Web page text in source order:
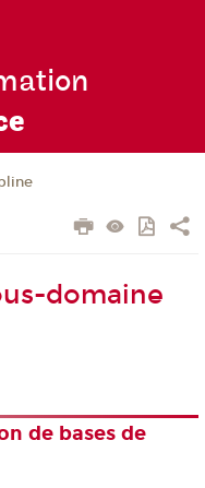
domaine
de bases de